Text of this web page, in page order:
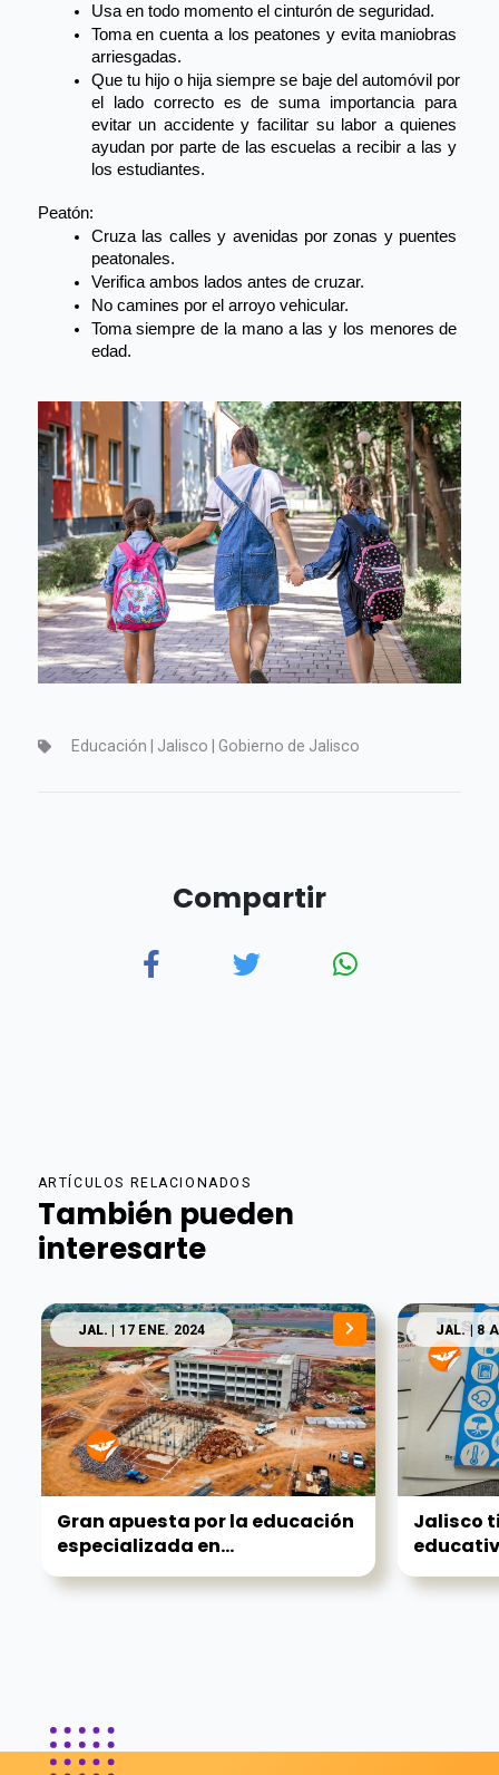
Usa en todo momento el cinturón de seguridad.
Toma en cuenta a los peatones y evita maniobras
arriesgadas.
Que tu hijo o hija siempre se baje del automóvil por
el lado correcto es de suma importancia para
evitar un accidente y facilitar su labor a quienes
ayudan por parte de las escuelas a recibir a las y
los estudiantes.
Peatón:
Cruza las calles y avenidas por zonas y puentes
peatonales.
Verifica ambos lados antes de cruzar.
No camines por el arroyo vehicular.
Toma siempre de la mano a las y los menores de
edad.
Educación | Jalisco | Gobierno de Jalisco
Compartir
ARTÍCULOS RELACIONADOS
También pueden
interesarte
JAL.| 17 ENE. 2024
Gran apuesta por la educación
especializada en...
JAL.| 8
Jalisco